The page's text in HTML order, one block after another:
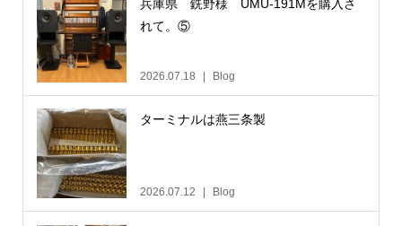
兵庫県 銑野様 UMU-191Mを購入さ
れて。⑤
2026.07.18 Blog
ターミナルは燕三条製
2026.07.12 Blog